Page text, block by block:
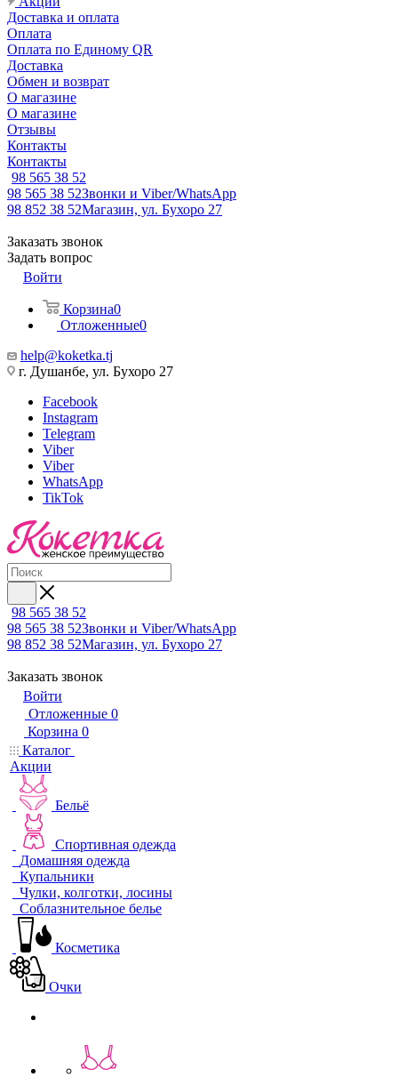
Доставка и оплата
Оплата
Оплата по Единому QR
Доставка
Обмен и возврат
О магазине
О магазине
Отзывы
Контакты
Контакты
98 565 38 52
98 565 38 52Звонки и Viber/WhatsApp
98 852 38 52Магазин, ул. Бухоро 27
Заказать звонок
Задать вопрос
Войти
Корзина0
Отложенные0
help@koketka.tj
г. Душанбе, ул. Бухоро 27
Facebook
Instagram
Telegram
Viber
Viber
WhatsApp
TikTok
98 565 38 52
98 565 38 52Звонки и Viber/WhatsApp
98 852 38 52Магазин, ул. Бухоро 27
Заказать звонок
Войти
Отложенные 0
Корзина 0
Каталог
Акции
Бельё
Спортивная одежда
Домашняя одежда
Купальники
Чулки, колготки, лосины
Соблазнительное белье
Косметика
Очки